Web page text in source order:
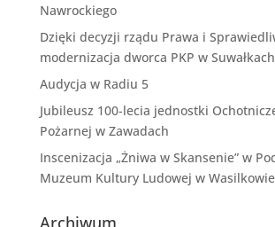
Nawrockiego
Dzięki decyzji rządu Prawa i
modernizacja dworca PKP w Suwałkach
Audycja w Radiu 5
Jubileusz 100-lecia jednostki
Pożarnej w Zawadach
Inscenizacja „Żniwa w Skansenie” w
Muzeum Kultury Ludowej w Wasilkowie
Archiwum